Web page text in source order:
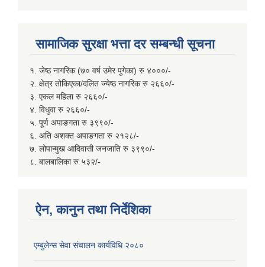
सामाजिक सुरक्षा भत्ता दर सम्बन्धी सूचना
१. जेष्ठ नागरिक (७० वर्ष उमेर पुगेका) रु ४०००/-
२. क्षेत्र तोकिएका/दलित ज्येष्ठ नागरिक रु २६६०/-
३. एकल महिला रु २६६०/-
४. विधुवा रु २६६०/-
५. पूर्ण अपाङगता रु ३९९०/-
६. अति अशक्त अपाङगता रु २१२८/-
७. लोपान्मुख आदिवासी जनजाति रु ३९९०/-
८. बालबालिका रु ५३२/-
ऐन, कानुन तथा निर्देशिका
एम्बुलेन्स सेवा संचालन कार्यविधि २०८०